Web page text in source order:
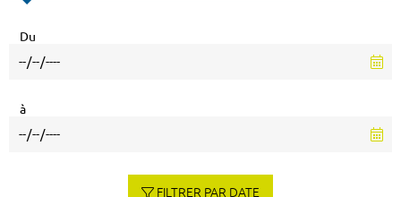
Du
à
FILTRER PAR DATE